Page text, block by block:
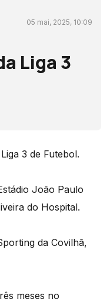
05 mai, 2025, 10:09
Liga 3
3 de Futebol.
João Paulo
do Hospital.
da Covilhã,
meses no